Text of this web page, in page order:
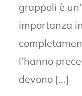
grappoli è
importanza
l’hanno
devono [...]